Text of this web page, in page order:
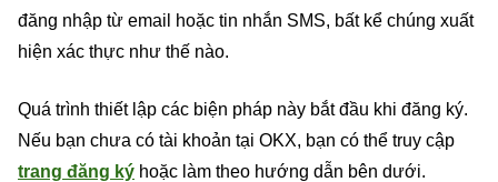
đăng nhập từ email hoặc tin nhắn SMS, bất kể chúng xuất
hiện xác thực như thế nào.
Quá trình thiết lập các biện pháp này bắt đầu khi đăng ký.
Nếu bạn chưa có tài khoản tại OKX, bạn có thể truy cập
trang đăng ký hoặc làm theo hướng dẫn bên dưới.